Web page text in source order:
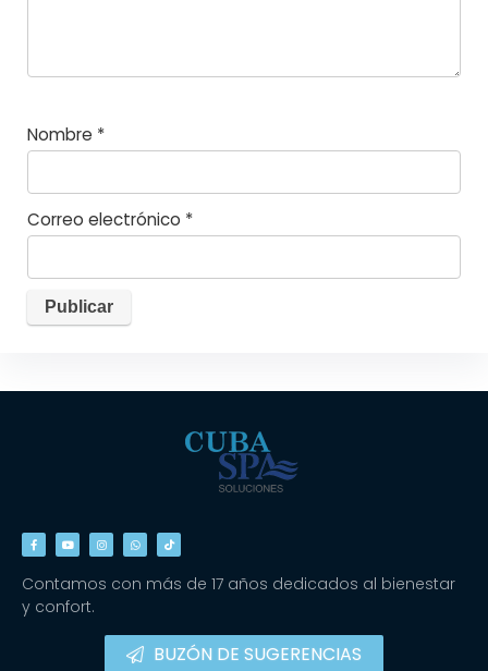
Nombre *
Correo electrónico *
Contamos con más de 17 años dedicados al bienestar
y confort.
BUZÓN DE SUGERENCIAS